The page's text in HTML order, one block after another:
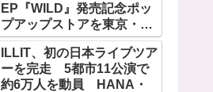
EP『WILD』発売記念ポッ
プアップストアを東京・原
宿で開催 限定グッズも登
場ILLIT、初の日本ライブツア
ーを完走 5都市11公演で
約6万人を動員 HANA・